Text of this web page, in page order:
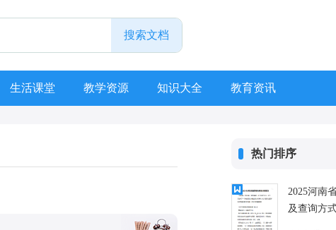
生活课堂 教学资源 知识大全 教育资讯
热门排序
2025河南
及查询方